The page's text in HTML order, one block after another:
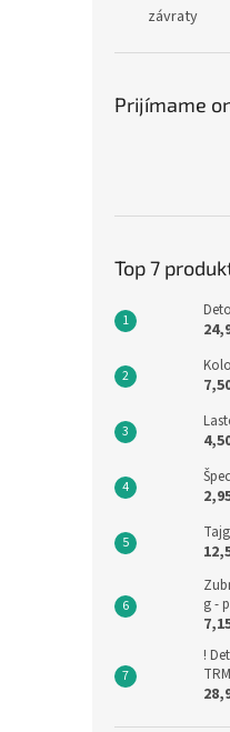
závraty
Prijímame
Top 7
g -
!